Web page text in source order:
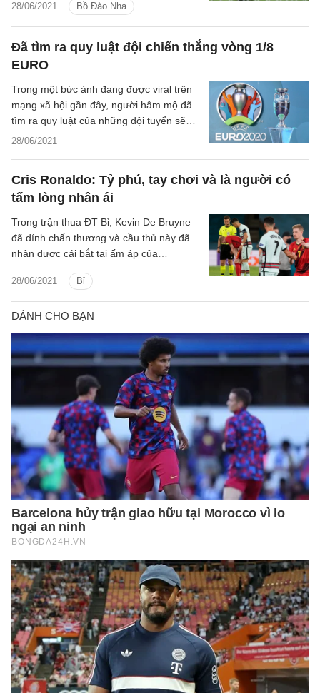
28/06/2021 Bồ Đào Nha
dành cho các đội tuyển ở châu Âu.
Đã tìm ra quy luật đội chiến thắng vòng 1/8
EURO
28/06/2021
Trong một bức ảnh đang được viral trên
mạng xã hội gần đây, người hâm mộ đã
tìm ra quy luật của những đội tuyển sẽ
góp mặt ở tứ kết EURO 2020.
Cris Ronaldo: Tỷ phú, tay chơi và là người có
tấm lòng nhân ái
28/06/2021 Bỉ
Trong trận thua ĐT Bỉ, Kevin De Bruyne
đã dính chấn thương và cầu thủ này đã
nhận được cái bắt tai ấm áp của